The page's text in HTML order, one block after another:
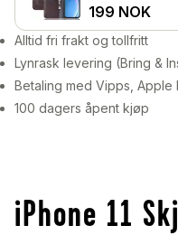
199 NOK
Alltid fri frakt og tollfritt
Lynrask levering (Bring &
Betaling med Vipps, Apple
100 dagers åpent kjøp
iPhone 11